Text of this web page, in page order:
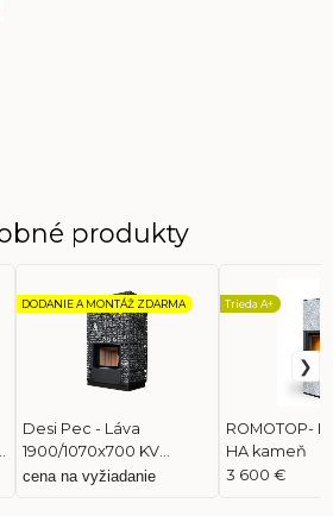
produkty
Desi Pec - Láva
1900/1070x700 KV
Chopok 670/510
DODANIE A MONTÁŽ ZDARMA
cena na vyžiadanie
ROMOTOP-
HA kameň
Trieda A+
3 600 €